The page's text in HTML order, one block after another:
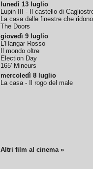
lunedì 13 luglio
Lupin III - Il castello di
La casa dalle finestre che ridono
The Doors
giovedì 9 luglio
L'Hangar Rosso
Il mondo oltre
Election Day
165' Mineurs
mercoledì 8 luglio
La casa - Il rogo del male
Altri film al cinema »